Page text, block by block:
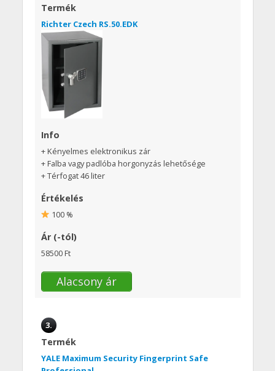
Termék
Richter Czech RS.50.EDK
Info
+ Kényelmes elektronikus zár
+ Falba vagy padlóba horgonyzás lehetősége
+ Térfogat 46 liter
Értékelés
100 %
Ár (-tól)
58500 Ft
Alacsony ár
3.
Termék
YALE Maximum Security Fingerprint Safe